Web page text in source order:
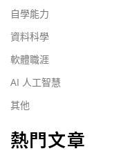
自學能力
資料科學
軟體職涯
AI 人工智慧
其他
熱門文章